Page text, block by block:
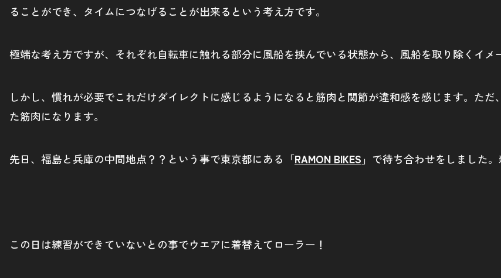
ることができ、タイムにつなげることが出来るという考え方です。
極端な考え方ですが、それぞれ自転車に触れる部分に風船を挟んでいる状態から、風船を取り除くイメ
しかし、慣れが必要でこれだけダイレクトに感じるようになると筋肉と関節が違和感を感じます。た
た筋肉になります。
先日、福島と兵庫の中間地点？？という事で東京都にある「RAMON BIKES 」で待ち合わせをしました
この日は練習ができていないとの事でウエアに着替えてローラー！